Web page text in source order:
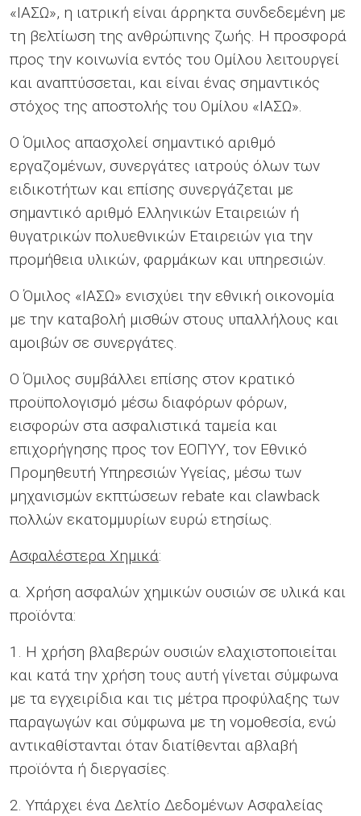
«ΙΑΣΩ», η ιατρική είναι άρρηκτα συνδεδεμένη με
τη βελτίωση της ανθρώπινης ζωής. Η προσφορά
προς την κοινωνία εντός του Ομίλου λειτουργεί
και αναπτύσσεται, και είναι ένας σημαντικός
στόχος της αποστολής του Ομίλου «ΙΑΣΩ».
Ο Όμιλος απασχολεί σημαντικό αριθμό
εργαζομένων, συνεργάτες ιατρούς όλων των
ειδικοτήτων και επίσης συνεργάζεται με
σημαντικό αριθμό Ελληνικών Εταιρειών ή
θυγατρικών πολυεθνικών Εταιρειών για την
προμήθεια υλικών, φαρμάκων και υπηρεσιών.
Ο Όμιλος «ΙΑΣΩ» ενισχύει την εθνική οικονομία
με την καταβολή μισθών στους υπαλλήλους και
αμοιβών σε συνεργάτες.
Ο Όμιλος συμβάλλει επίσης στον κρατικό
προϋπολογισμό μέσω διαφόρων φόρων,
εισφορών στα ασφαλιστικά ταμεία και
επιχορήγησης προς τον ΕΟΠΥΥ, τον Εθνικό
Προμηθευτή Υπηρεσιών Υγείας, μέσω των
μηχανισμών εκπτώσεων rebate και clawback
πολλών εκατομμυρίων ευρώ ετησίως.
Ασφαλέστερα Χημικά:
α. Χρήση ασφαλών χημικών ουσιών σε υλικά και
προϊόντα:
1. Η χρήση βλαβερών ουσιών ελαχιστοποιείται
και κατά την χρήση τους αυτή γίνεται σύμφωνα
με τα εγχειρίδια και τις μέτρα προφύλαξης των
παραγωγών και σύμφωνα με τη νομοθεσία, ενώ
αντικαθίστανται όταν διατίθενται αβλαβή
προϊόντα ή διεργασίες.
2. Υπάρχει ένα Δελτίο Δεδομένων Ασφαλείας